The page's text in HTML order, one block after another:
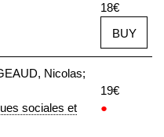
18€
BUY
Nicolas;
sociales et
19€
●